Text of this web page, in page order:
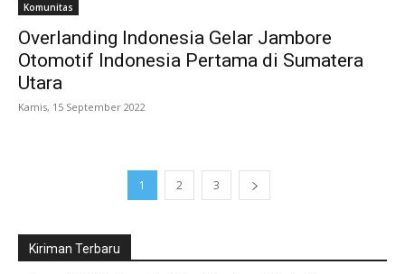
Komunitas
Overlanding Indonesia Gelar Jambore
Otomotif Indonesia Pertama di Sumatera
Utara
Kamis, 15 September 2022
1 2 3
Kiriman Terbaru